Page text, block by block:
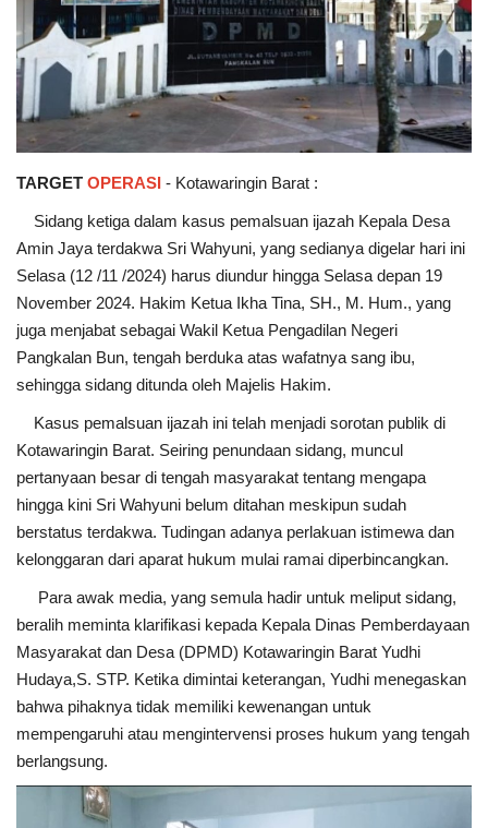
TARGET OPERASI - Kotawaringin Barat :
Sidang ketiga dalam kasus pemalsuan ijazah Kepala Desa
Amin Jaya terdakwa Sri Wahyuni, yang sedianya digelar hari ini
Selasa (12 /11 /2024) harus diundur hingga Selasa depan 19
November 2024. Hakim Ketua Ikha Tina, SH., M. Hum., yang
juga menjabat sebagai Wakil Ketua Pengadilan Negeri
Pangkalan Bun, tengah berduka atas wafatnya sang ibu,
sehingga sidang ditunda oleh Majelis Hakim.
Kasus pemalsuan ijazah ini telah menjadi sorotan publik di
Kotawaringin Barat. Seiring penundaan sidang, muncul
pertanyaan besar di tengah masyarakat tentang mengapa
hingga kini Sri Wahyuni belum ditahan meskipun sudah
berstatus terdakwa. Tudingan adanya perlakuan istimewa dan
kelonggaran dari aparat hukum mulai ramai diperbincangkan.
Para awak media, yang semula hadir untuk meliput sidang,
beralih meminta klarifikasi kepada Kepala Dinas Pemberdayaan
Masyarakat dan Desa (DPMD) Kotawaringin Barat Yudhi
Hudaya,S. STP. Ketika dimintai keterangan, Yudhi menegaskan
bahwa pihaknya tidak memiliki kewenangan untuk
mempengaruhi atau mengintervensi proses hukum yang tengah
berlangsung.